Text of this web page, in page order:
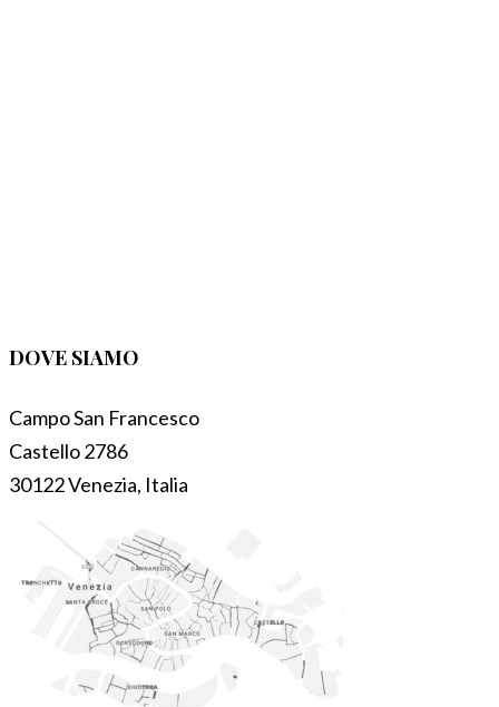
DOVE SIAMO
Campo San Francesco
Castello 2786
30122 Venezia, Italia